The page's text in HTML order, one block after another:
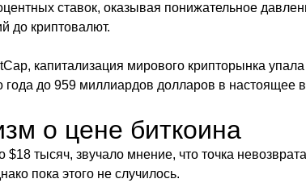
ставок, оказывая понижательное
до криптовалют.
капитализация мирового крипторынка
года до 959 миллиардов долларов в настоящее
о цене биткоина
$18 тысяч, звучало мнение, что точка
пока этого не случилось.